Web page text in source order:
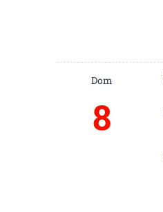
Dom
8